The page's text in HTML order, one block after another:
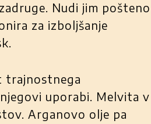
Nudi jim pošteno
za izboljšanje
trajnostnega
uporabi. Melvita v
Arganovo olje pa